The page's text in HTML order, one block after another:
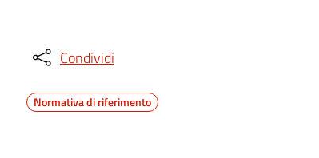
Condividi
Normativa di riferimento